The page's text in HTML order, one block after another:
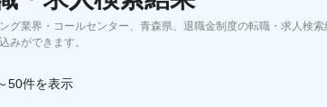
トサービス コラム・インタビュー
グ業界・コールセンター、青森県、退職金制度の転職・求人検
みができます。
50件を表示